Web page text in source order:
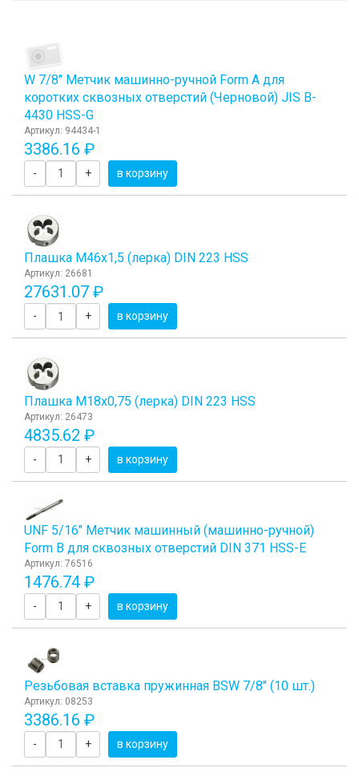
W 7/8" Метчик машинно-ручной Form A для
коротких сквозных отверстий (Черновой) JIS B-
4430 HSS-G
Артикул: 94434-1
3386.16 ₽
- + в корзину
Плашка М46x1,5 (лерка) DIN 223 HSS
Артикул: 26681
27631.07 ₽
- + в корзину
Плашка М18x0,75 (лерка) DIN 223 HSS
Артикул: 26473
4835.62 ₽
- + в корзину
UNF 5/16" Метчик машинный (машинно-ручной)
Form B для сквозных отверстий DIN 371 HSS-E
Артикул: 76516
1476.74 ₽
- + в корзину
Резьбовая вставка пружинная BSW 7/8" (10 шт.)
Артикул: 08253
3386.16 ₽
- + в корзину